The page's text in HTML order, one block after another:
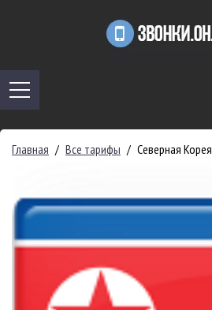
Главная / Все тарифы / Северная Корея